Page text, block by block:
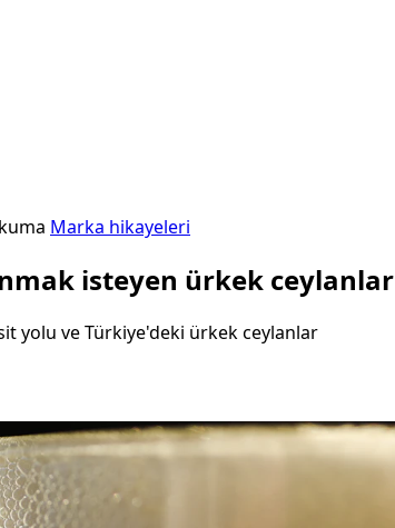
Marka hikayeleri
isteyen ürkek ceylanlar
yolu ve Türkiye'deki ürkek ceylanlar